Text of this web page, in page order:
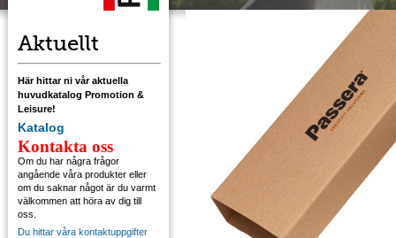
Aktuellt
Här hittar ni vår aktuella
huvudkatalog Promotion &
Leisure!
Katalog
Kontakta oss
Om du har några frågor
angående våra produkter eller
om du saknar något är du varmt
välkommen att höra av dig till
oss.
Du hittar våra kontaktuppgifter